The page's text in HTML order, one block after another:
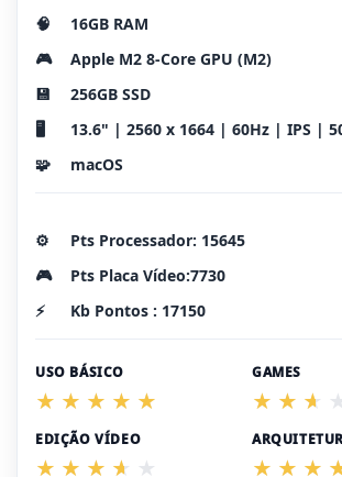
🧠
16GB RAM
🎮
Apple M2 8-Core GPU (M2)
💾
256GB SSD
🖥️
13.6" | 2560 x 1664 | 60Hz | IPS |
🧩
macOS
⚙️
Pts Processador: 15645
🎮
Pts Placa Vídeo:7730
⚡
Kb Pontos : 17150
USO BÁSICO GAMES
EDIÇÃO VÍDEO